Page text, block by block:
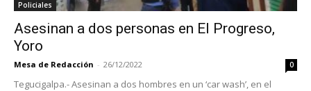
Policiales
Asesinan a dos personas en El Progreso,
Yoro
Mesa de Redacción - 26/12/2022 0
Tegucigalpa.- Asesinan a dos hombres en un ‘car wash’, en el